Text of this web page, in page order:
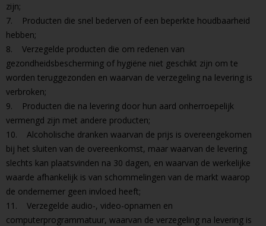
zijn;
7. Producten die snel bederven of een beperkte houdbaarheid
hebben;
8. Verzegelde producten die om redenen van
gezondheidsbescherming of hygiëne niet geschikt zijn om te
worden teruggezonden en waarvan de verzegeling na levering is
verbroken;
9. Producten die na levering door hun aard onherroepelijk
vermengd zijn met andere producten;
10. Alcoholische dranken waarvan de prijs is overeengekomen
bij het sluiten van de overeenkomst, maar waarvan de levering
slechts kan plaatsvinden na 30 dagen, en waarvan de werkelijke
waarde afhankelijk is van schommelingen van de markt waarop
de ondernemer geen invloed heeft;
11. Verzegelde audio-, video-opnamen en
computerprogrammatuur, waarvan de verzegeling na levering is